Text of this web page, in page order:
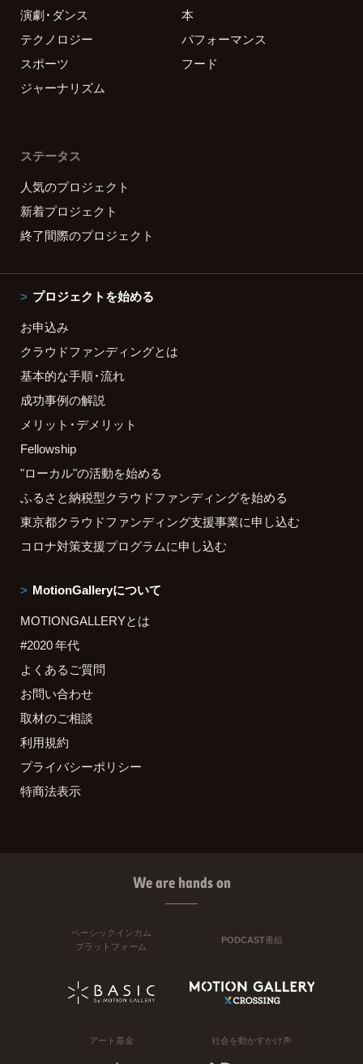
演劇・ダンス
本
テクノロジー
パフォーマンス
スポーツ
フード
ジャーナリズム
ステータス
人気のプロジェクト
新着プロジェクト
終了間際のプロジェクト
プロジェクトを始める
お申込み
クラウドファンディングとは
基本的な手順・流れ
成功事例の解説
メリット・デメリット
Fellowship
"ローカル"の活動を始める
ふるさと納税型クラウドファンディングを始める
東京都クラウドファンディング支援事業に申し込む
コロナ対策支援プログラムに申し込む
MotionGalleryについて
MOTIONGALLERYとは
#2020 年代
よくあるご質問
お問い合わせ
取材のご相談
利用規約
プライバシーポリシー
特商法表示
We are hands on
ベーシックインカム
プラットフォーム
PODCAST番組
アート基金 社会を動かすかけ声